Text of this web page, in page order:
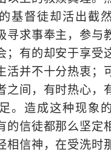
基督徒却活出截
寻求事奉主，参与
；有的却安于享受
活并不十分热衷；
之间，有时热心，
。造成这种现象
的信徒都那么坚定
相信神，在受洗时